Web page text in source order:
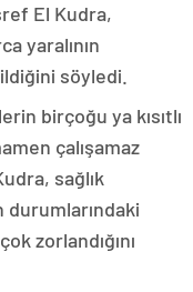
El Kudra,
yaralının
söyledi.
birçoğu ya kısıtlı
çalışamaz
sağlık
durumlarındaki
zorlandığını